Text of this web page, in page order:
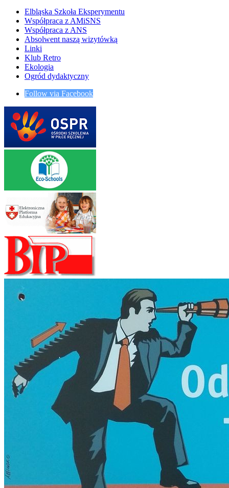
Elbląska Szkoła Eksperymentu
Współpraca z AMiSNS
Współpraca z ANS
Absolwent naszą wizytówką
Linki
Klub Retro
Ekologia
Ogród dydaktyczny
Follow via Facebook